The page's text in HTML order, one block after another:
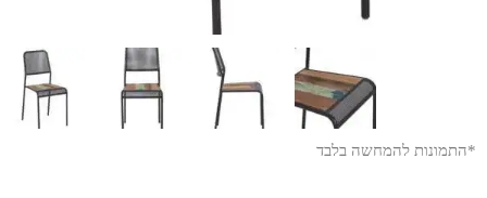
*התמונות להמחשה בלבד